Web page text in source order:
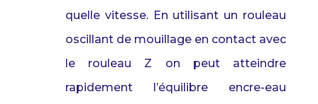
quelle vitesse. En utilisant un rouleau
oscillant de mouillage en contact avec
le rouleau Z on peut atteindre
rapidement l’équilibre encre-eau